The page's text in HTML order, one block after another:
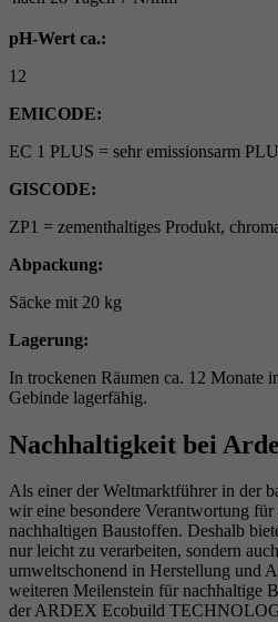
pH-Wert ca.:
12
EMICODE:
EC 1 PLUS = sehr emissionsarm
GISCODE:
ZP1 = zementhaltiges Produkt,
Abpackung:
Säcke mit 20 kg
Lagerung:
In trockenen Räumen ca. 12 Monate
Gebinde lagerfähig.
Nachhaltigkeit bei
Als einer der Weltmarktführer in der
wir eine besondere Verantwortung
nachhaltigen Baustoffen. Deshalb
nur leicht zu verarbeiten, sondern
umweltschonend in Herstellung und
weiteren Meilenstein für nachhaltige
der ARDEX Ecobuild